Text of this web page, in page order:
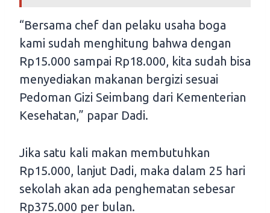
“Bersama chef dan pelaku usaha boga
kami sudah menghitung bahwa dengan
Rp15.000 sampai Rp18.000, kita sudah bisa
menyediakan makanan bergizi sesuai
Pedoman Gizi Seimbang dari Kementerian
Kesehatan,” papar Dadi.
Jika satu kali makan membutuhkan
Rp15.000, lanjut Dadi, maka dalam 25 hari
sekolah akan ada penghematan sebesar
Rp375.000 per bulan.